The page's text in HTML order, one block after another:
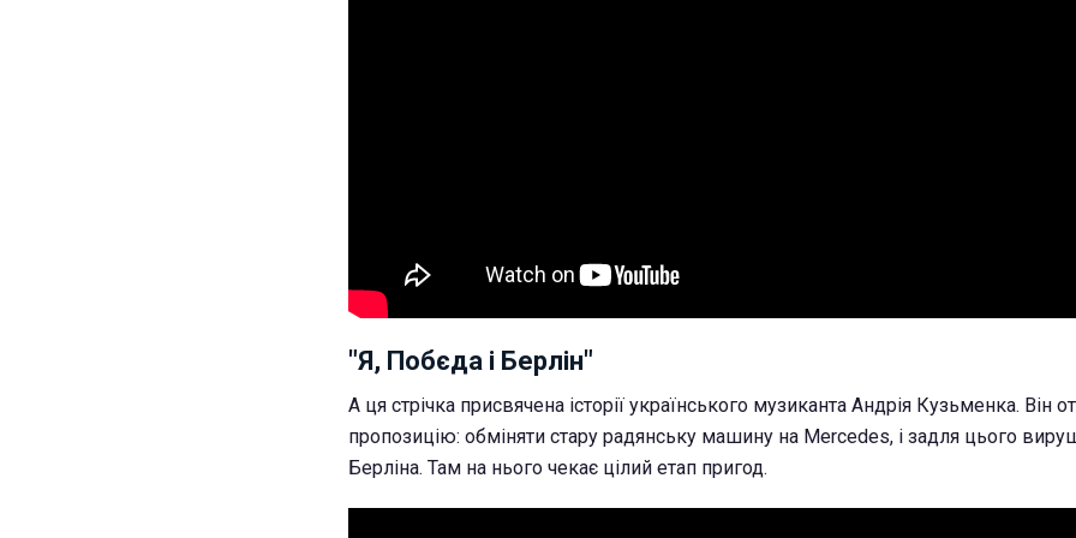
"Я, Побєда і Берлін"
А ця стрічка присвячена історії українського музиканта Андрія Кузьменка. Він
пропозицію: обміняти стару радянську машину на Mercedes, і задля цього
Берліна. Там на нього чекає цілий етап пригод.